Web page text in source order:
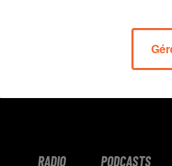
RADIO PODCASTS